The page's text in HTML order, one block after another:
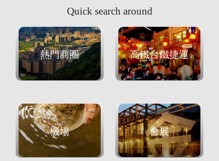
Quick search around
熱門商圈 高鐵台鐵捷運
機場 會展